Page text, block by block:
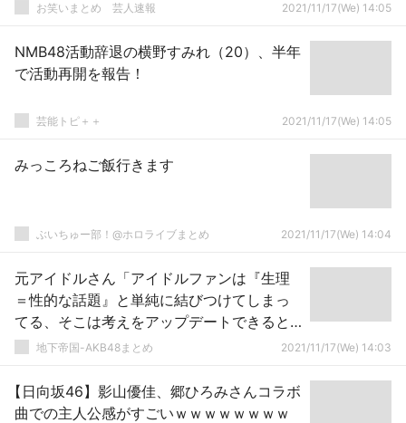
お笑いまとめ 芸人速報 2021/11/17(We) 14:05
NMB48活動辞退の横野すみれ（20）、半年
で活動再開を報告！
芸能トピ＋＋ 2021/11/17(We) 14:05
みっころねご飯行きます
ぶいちゅー部！@ホロライブまとめ 2021/11/17(We) 14:04
元アイドルさん「アイドルファンは『生理
＝性的な話題』と単純に結びつけてしまっ
てる、そこは考えをアップデートできると
いい」地下帝国-AKB48まとめ 2021/11/17(We) 14:03
【日向坂46】影山優佳、郷ひろみさんコラボ
曲での主人公感がすごいｗｗｗｗｗｗｗｗ